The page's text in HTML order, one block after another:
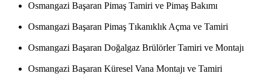
Osmangazi Başaran Pimaş Tamiri ve Pimaş Bakımı
Osmangazi Başaran Pimaş Tıkanıklık Açma ve Tamiri
Osmangazi Başaran Doğalgaz Brülörler Tamiri ve Montajı
Osmangazi Başaran Küresel Vana Montajı ve Tamiri